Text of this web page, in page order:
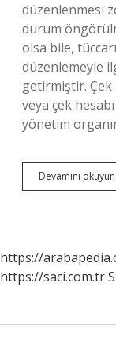
düzenlenmesi
durum
olsa bile,
düzenlemeyle
getirmiştir. Çek
veya çek
yönetim
Devamını okuyun
https://
https://saci.com.tr